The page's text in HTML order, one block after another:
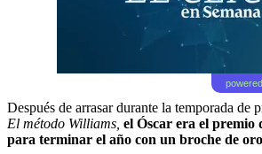
Después de arrasar durante la temporada de
El método Williams, el Óscar era el premio
para terminar el año con un broche de